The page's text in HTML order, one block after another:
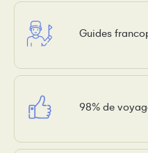
Guides
98% de